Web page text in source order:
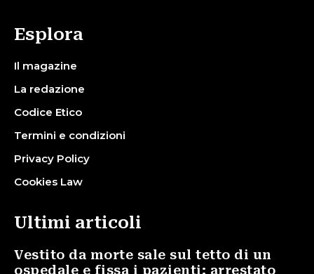
Esplora
Il magazine
La redazione
Codice Etico
Termini e condizioni
Privacy Policy
Cookies Law
Ultimi articoli
Vestito da morte sale sul tetto di un
ospedale e fissa i pazienti: arrestato